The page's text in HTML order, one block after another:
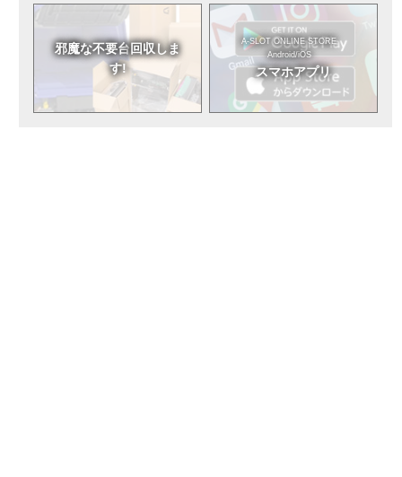
邪魔な不要台回収しま
す!
A-SLOT ONLINE STORE
Android/iOS
スマホアプリ